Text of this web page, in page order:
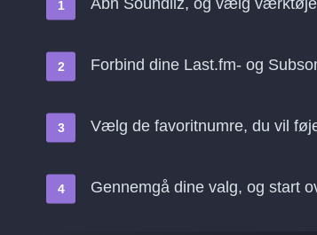
Åbn Soundiiz, og vælg
Forbind dine Last.fm- og
Vælg de favoritnumre, du vil
Gennemgå dine valg, og start